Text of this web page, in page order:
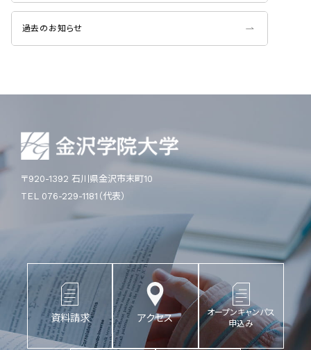
過去のお知らせ
〒920-1392 石川県金沢市末町10
TEL 076-229-1181（代表）
資料請求 アクセス
オープンキャンパス
申込み